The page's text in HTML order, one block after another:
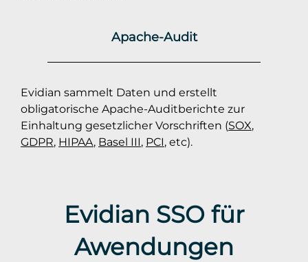
Apache-Audit
Evidian sammelt Daten und erstellt
obligatorische Apache-Auditberichte zur
Einhaltung gesetzlicher Vorschriften (SOX,
GDPR, HIPAA, Basel III, PCI, etc).
Evidian SSO für
Awendungen